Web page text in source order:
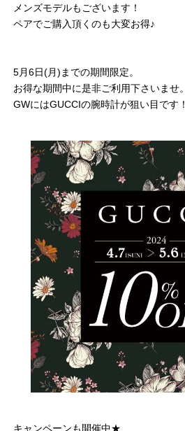
メンズモデルもございます！
ペアでご購入頂くのも大変お得♪
5月6日(月)までの期間限定。
お得な期間中に是非ご利用下さいませ。
GWにはGUCCIの腕時計が狙い目です！
キャンペーンも開催中★